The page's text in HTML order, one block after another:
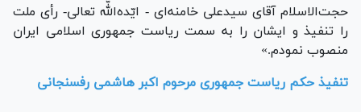
حجت‌الاسلام آقای سیدعلی خامنه‌‏ای - ایّده‌اللَّه تعالی- رأی ملت
را تنفیذ و ایشان را به سمت ریاست جمهوری اسلامی ایران
منصوب نمودم.»
تنفیذ حکم ریاست جمهوری مرحوم اکبر هاشمی رفسنجانی